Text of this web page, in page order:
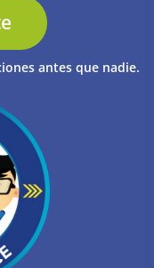
antes que nadie.